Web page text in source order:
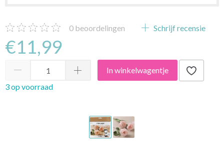
0 beoordelingen Schrijf recensie
€11,99
In winkelwagentje
3 op voorraad